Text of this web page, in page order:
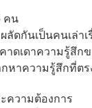
คน
ลัดกันเป็นคนเล่า
ดเดาความรู้สึก
หาความรู้สึกที่ตร
ความต้องการ